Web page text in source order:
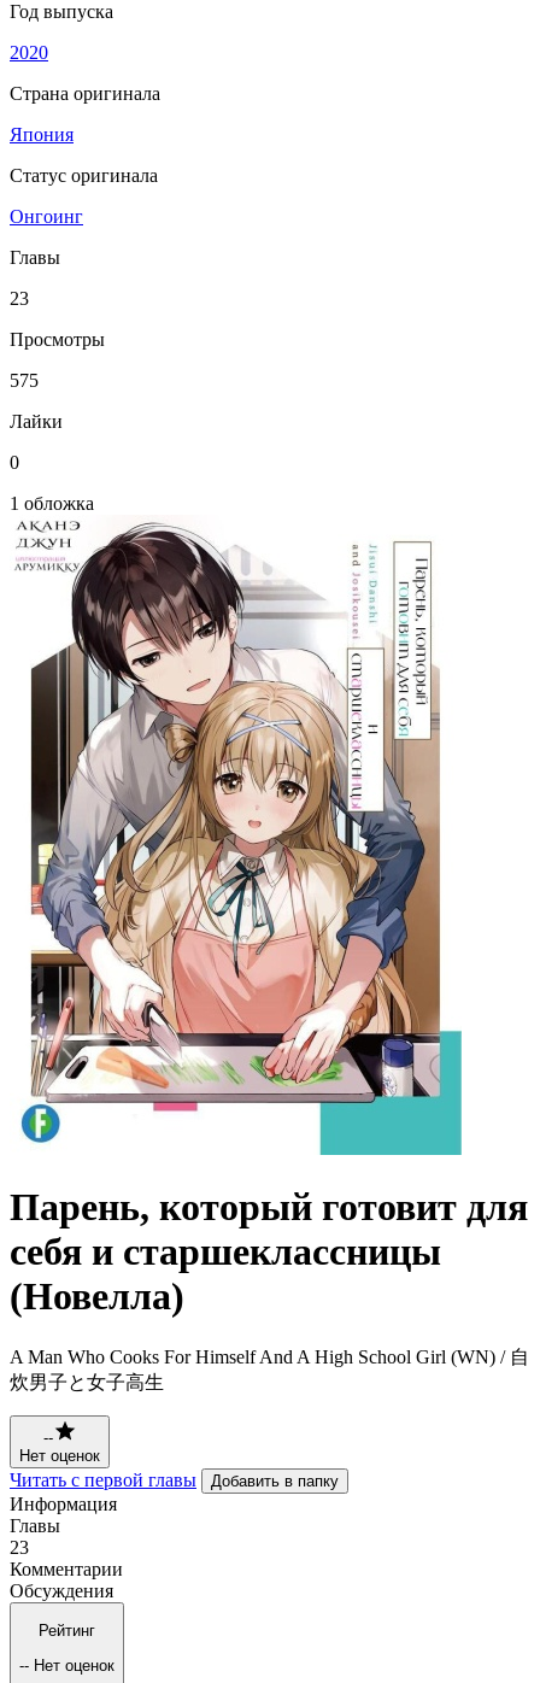
Год выпуска
2020
Страна оригинала
Япония
Статус оригинала
Онгоинг
Главы
23
Просмотры
575
Лайки
0
1 обложка
Парень, который готовит для
себя и старшеклассницы
(Новелла)
A Man Who Cooks For Himself And A High School Girl (WN) / 自
炊男子と女子高生
--
Нет оценок
Читать с первой главы Добавить в папку
Информация
Главы
23
Комментарии
Обсуждения
Рейтинг
-- Нет оценок